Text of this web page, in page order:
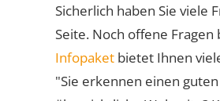
Sicherlich haben Sie viele
Seite. Noch offene
Infopaket bietet Ihnen
"Sie erkennen einen guten